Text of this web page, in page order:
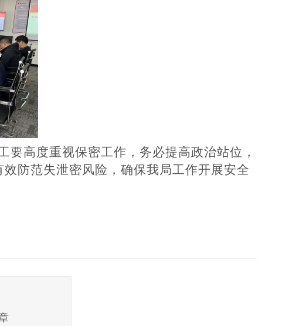
高度重视保密工作，务必提高政治站位，
防范失泄密风险，确保我局工作开展安全